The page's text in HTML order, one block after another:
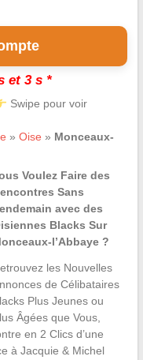
et 3 s *
Swipe pour voir
» Oise » Monceaux-
Voulez Faire des
Sans
avec des
Blacks Sur
l’Abbaye ?
les Nouvelles
de Célibataires
Plus Jeunes ou
Âgées que Vous,
en 2 Clics d’une
à Jacquie & Michel